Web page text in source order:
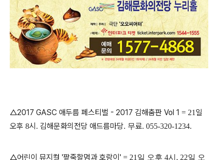
△2017 GASC 애두름 페스티벌 - 2017 김해춤판 Vol 1 = 21 일
오후 8시 . 김해문화의전당 애드름마당. 무료. 055-320-1234.
△어린이 뮤지컬 '팥죽할멈과 호랑이' = 21일 오후 4시, 22일 오